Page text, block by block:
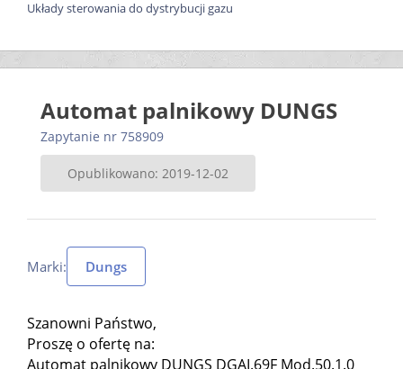
Układy sterowania do dystrybucji gazu
Automat palnikowy DUNGS
Zapytanie nr 758909
Opublikowano: 2019-12-02
Marki: Dungs
Szanowni Państwo,
Proszę o ofertę na:
Automat palnikowy DUNGS DGAI.69F Mod.50.1.0